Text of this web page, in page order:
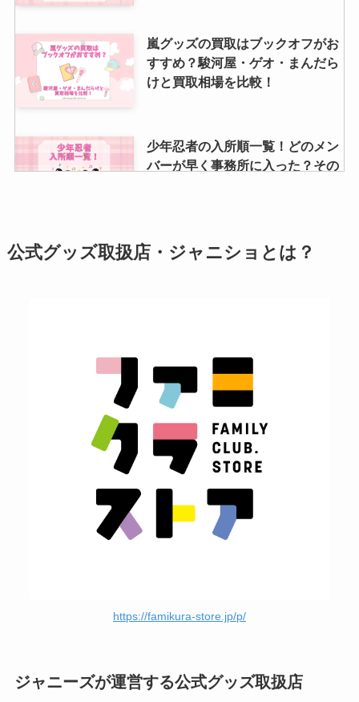
嵐グッズの買取はブックオフがお
すすめ？駿河屋・ゲオ・まんだら
けと買取相場を比較！
少年忍者の入所順一覧！どのメン
バーが早く事務所に入った？その
ジャニーズの番協に当たりやすい
年齢順・誕生日一覧・脱退メンバ
ーはいる？人気順も調査！
kat-tunのメンカラを紹介！初期メ
ンバーと現在で変更はある？赤西
やオレンジは誰？
キャンセルは当たりにくくなるか
調査
公式グッズ取扱店・ジャニショとは？
https://famikura-store.jp/p/
ジャニーズが運営する公式グッズ取扱店